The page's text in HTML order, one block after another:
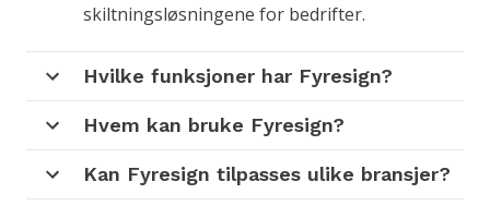
skiltningsløsningene for bedrifter.
Hvilke funksjoner har Fyresign?
Hvem kan bruke Fyresign?
Kan Fyresign tilpasses ulike bransjer?